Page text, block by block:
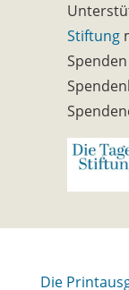
Stiftung
Die